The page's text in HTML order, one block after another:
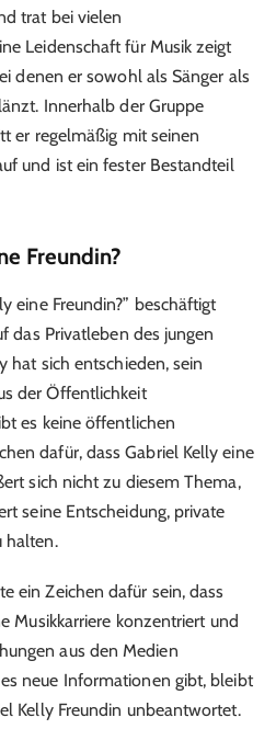
trat bei vielen
Leidenschaft für Musik zeigt
denen er sowohl als Sänger als
Innerhalb der Gruppe
er regelmäßig mit seinen
und ist ein fester Bestandteil
Freundin?
eine Freundin?” beschäftigt
das Privatleben des jungen
hat sich entschieden, sein
der Öffentlichkeit
es keine öffentlichen
dafür, dass Gabriel Kelly eine
sich nicht zu diesem Thema,
seine Entscheidung, private
halten.
ein Zeichen dafür sein, dass
Musikkarriere konzentriert und
aus den Medien
neue Informationen gibt, bleibt
Kelly Freundin unbeantwortet.